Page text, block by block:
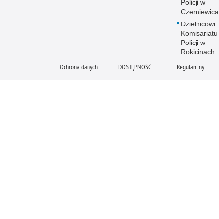
Policji w
Dzielnicowi
Komisariatu
Policji w
Rokicinach
Ochrona danych DOSTĘPNOŚĆ Regulaminy